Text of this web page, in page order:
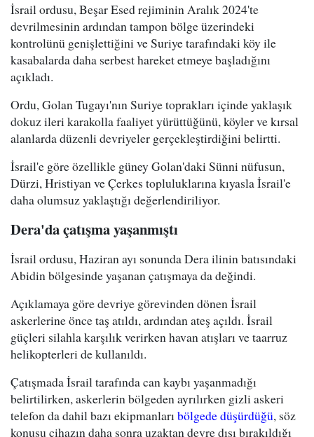
İsrail ordusu, Beşar Esed rejiminin Aralık 2024'te
devrilmesinin ardından tampon bölge üzerindeki
kontrolünü genişlettiğini ve Suriye tarafındaki köy ile
kasabalarda daha serbest hareket etmeye başladığını
açıkladı.
Ordu, Golan Tugayı'nın Suriye toprakları içinde yaklaşık
dokuz ileri karakolla faaliyet yürüttüğünü, köyler ve kırsal
alanlarda düzenli devriyeler gerçekleştirdiğini belirtti.
İsrail'e göre özellikle güney Golan'daki Sünni nüfusun,
Dürzi, Hristiyan ve Çerkes topluluklarına kıyasla İsrail'e
daha olumsuz yaklaştığı değerlendiriliyor.
Dera'da çatışma yaşanmıştı
İsrail ordusu, Haziran ayı sonunda Dera ilinin batısındaki
Abidin bölgesinde yaşanan çatışmaya da değindi.
Açıklamaya göre devriye görevinden dönen İsrail
askerlerine önce taş atıldı, ardından ateş açıldı. İsrail
güçleri silahla karşılık verirken havan atışları ve taarruz
helikopterleri de kullanıldı.
Çatışmada İsrail tarafında can kaybı yaşanmadığı
belirtilirken, askerlerin bölgeden ayrılırken gizli askeri
telefon da dahil bazı ekipmanlarıbölgede düşürdüğü, söz
konusu cihazın daha sonra uzaktan devre dışı bırakıldığı